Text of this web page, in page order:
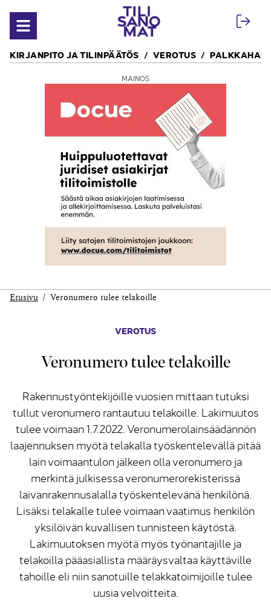
Avaa valikko
KIRJANPITO JA TILINPÄÄTÖS VEROTUS
MAINOS
Etusivu Veronumero tulee telakoille
VEROTUS
Veronumero tulee telakoille
Rakennustyöntekijöille vuosien mittaan tutuksi
tullut veronumero rantautuu telakoille. Lakimuutos
tulee voimaan 1.7.2022. Veronumerolainsäädännön
laajennuksen myötä telakalla työskentelevällä pitää
lain voimaantulon jälkeen olla veronumero ja
merkintä julkisessa veronumerorekisterissä
laivanrakennusalalla työskentelevänä henkilönä.
Lisäksi telakalle tulee voimaan vaatimus henkilön
yksilöivän kuvallisen tunnisteen käytöstä.
Lakimuutoksen myötä myös työnantajille ja
telakoilla pääasiallista määräysvaltaa käyttäville
tahoille eli niin sanotuille telakkatoimijoille tulee
uusia velvoitteita.